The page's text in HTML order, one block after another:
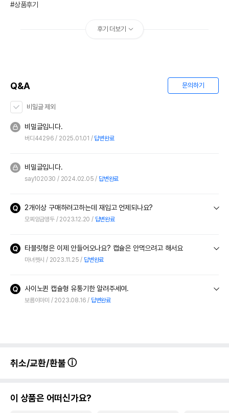
#상품후기
후기 더보기
Q&A 문의하기
비밀글 제외
비밀글입니다.
버디44296 2025.01.01 답변완료
비밀글입니다.
say102030 2024.02.05 답변완료
2개이상 구매하려고하는데 재입고 언제되나요?
모찌앙금앵두 2023.12.20 답변완료
타블릿형은 이제 안들어오나요? 캡슐은 안먹으려고 해서요
마녀펫시 2023.11.25 답변완료
사이노퀸 캡슐형 유통기한 알려주세여.
보름이마미 2023.08.16 답변완료
취소/교환/환불
이 상품은 어떠신가요?